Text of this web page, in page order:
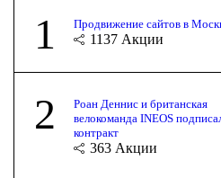
1 Продвижение сайтов в
1137 Акции
2
Роан Деннис и британская
велокоманда INEOS
контракт
363 Акции